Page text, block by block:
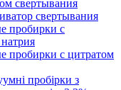
свертывания
свертывания
пробирки с
пробирки с цитратом
пробірки з